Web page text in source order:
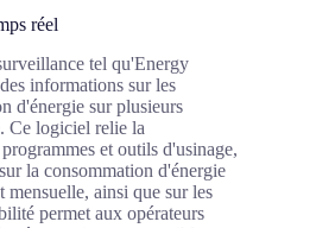
réel
tel qu'Energy
informations sur les
d'énergie sur plusieurs
Ce logiciel relie la
et outils d'usinage,
la consommation d'énergie
ainsi que sur les
permet aux opérateurs